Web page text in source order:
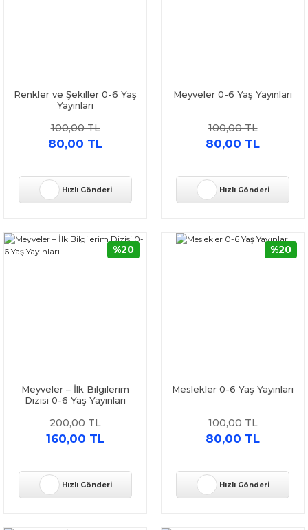
Renkler ve Şekiller 0-6 Yaş
Yayınları
100,00 TL
80,00 TL
Hızlı Gönderi
Meyveler 0-6 Yaş Yayınları
100,00 TL
80,00 TL
Hızlı Gönderi
Meyveler – İlk Bilgilerim
Dizisi 0-6 Yaş Yayınları
200,00 TL
160,00 TL
%20
Hızlı Gönderi
Meslekler 0-6 Yaş Yayınları
100,00 TL
80,00 TL
%20
Hızlı Gönderi